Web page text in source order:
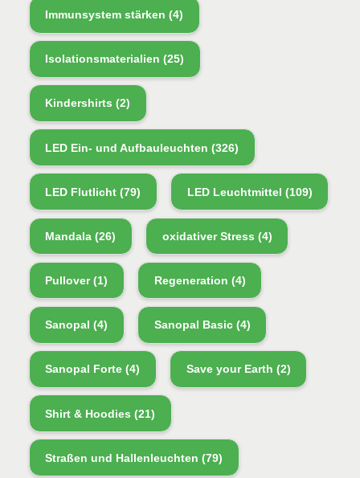
Immunsystem stärken (4)
Isolationsmaterialien (25)
Kindershirts (2)
LED Ein- und Aufbauleuchten (326)
LED Flutlicht (79) LED Leuchtmittel (109)
Mandala (26) oxidativer Stress (4)
Pullover(1) Regeneration (4)
Sanopal (4) Sanopal Basic(4)
Sanopal Forte (4) Save your Earth (2)
Shirt & Hoodies (21)
Straßen und Hallenleuchten (79)